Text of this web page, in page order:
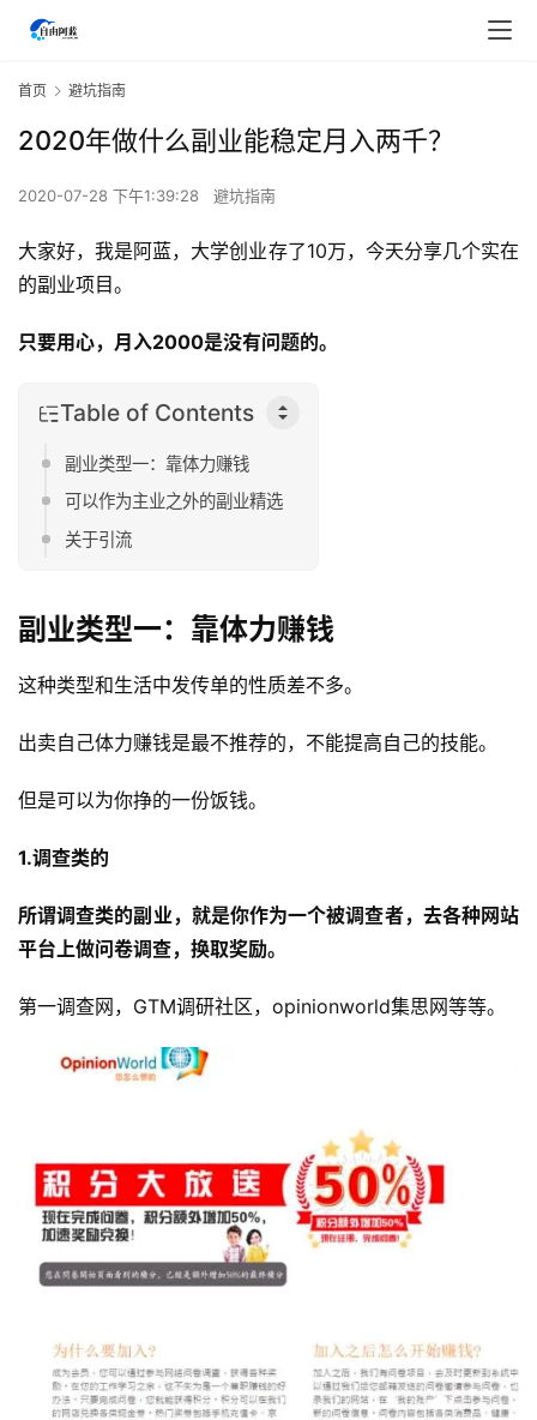
首页 避坑指南
2020年做什么副业能稳定月入两千？
2020-07-28 下午1:39:28 避坑指南
大家好，我是阿蓝，大学创业存了10万，今天分享几个实在
的副业项目。
只要用心，月入2000是没有问题的。
Table of Contents
副业类型一：靠体力赚钱
可以作为主业之外的副业精选
关于引流
副业类型一：靠体力赚钱
这种类型和生活中发传单的性质差不多。
出卖自己体力赚钱是最不推荐的，不能提高自己的技能。
但是可以为你挣的一份饭钱。
1.调查类的
所谓调查类的副业，就是你作为一个被调查者，去各种网站
平台上做问卷调查，换取奖励。
第一调查网，GTM调研社区，opinionworld集思网等等。